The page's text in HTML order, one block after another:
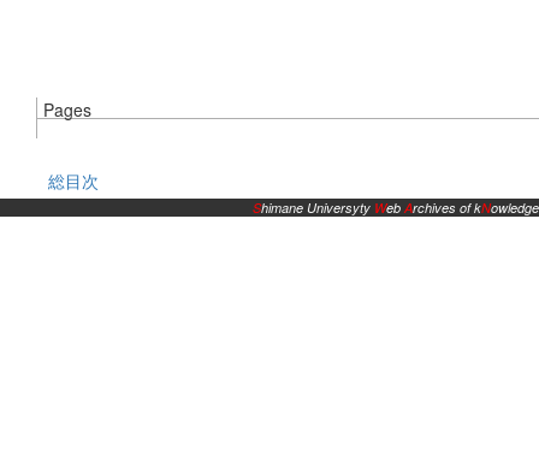
Pages
総目次
Shimane Universyty WebArchives of kNowledge